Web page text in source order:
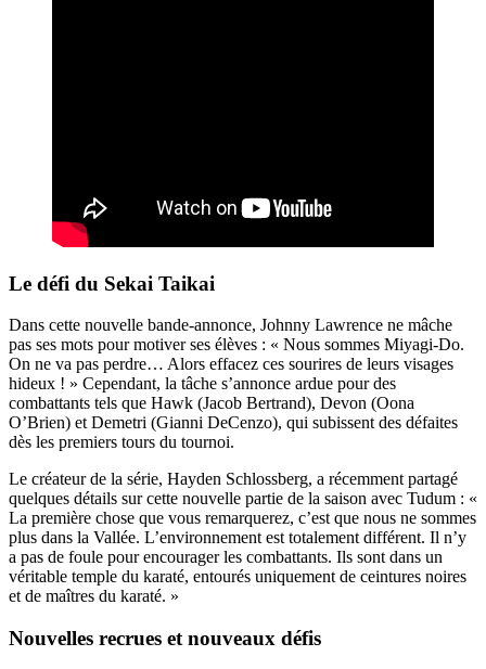
Le défi du Sekai Taikai
Dans cette nouvelle bande-annonce, Johnny Lawrence ne mâche
pas ses mots pour motiver ses élèves : « Nous sommes Miyagi-Do.
On ne va pas perdre… Alors effacez ces sourires de leurs visages
hideux ! » Cependant, la tâche s’annonce ardue pour des
combattants tels que Hawk (Jacob Bertrand), Devon (Oona
O’Brien) et Demetri (Gianni DeCenzo), qui subissent des défaites
dès les premiers tours du tournoi.
Le créateur de la série, Hayden Schlossberg, a récemment partagé
quelques détails sur cette nouvelle partie de la saison avec Tudum : «
La première chose que vous remarquerez, c’est que nous ne sommes
plus dans la Vallée. L’environnement est totalement différent. Il n’y
a pas de foule pour encourager les combattants. Ils sont dans un
véritable temple du karaté, entourés uniquement de ceintures noires
et de maîtres du karaté. »
Nouvelles recrues et nouveaux défis